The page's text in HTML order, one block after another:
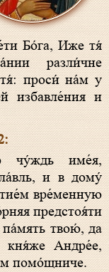
Бо́га, Иже тя́
разли́чне
проси́ на́м у
избавле́ния и
и в дому́
вре́менную
предстоя́ти
твою́, да
кня́же Андре́е,
помо́щниче.